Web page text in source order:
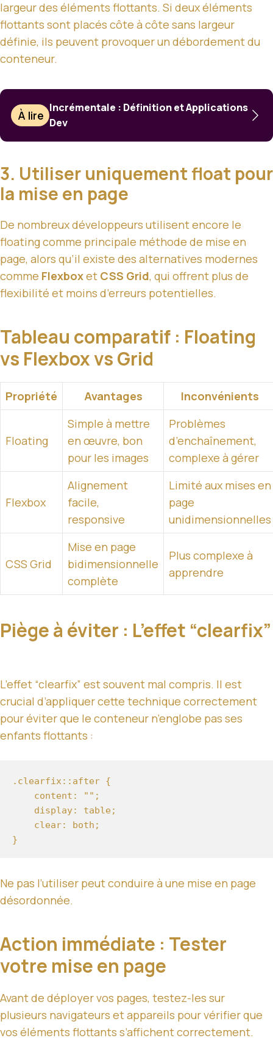
largeur des éléments flottants. Si deux éléments
flottants sont placés côte à côte sans largeur
définie, ils peuvent provoquer un débordement du
conteneur.
À lire
Incrémentale : Définition et Applications
Dev
3. Utiliser uniquement float pour
la mise en page
De nombreux développeurs utilisent encore le
floating comme principale méthode de mise en
page, alors qu’il existe des alternatives modernes
comme Flexboxet CSS Grid, qui offrent plus de
flexibilité et moins d’erreurs potentielles.
Tableau comparatif : Floating
vs Flexbox vs Grid
Propriété Avantages Inconvénients
Floating
Simple à mettre
en œuvre, bon
pour les images
Problèmes
d’enchaînement,
complexe à gérer
Flexbox
Alignement
facile,
responsive
Limité aux mises en
page
unidimensionnelles
CSS Grid
Mise en page
bidimensionnelle
complète
Plus complexe à
apprendre
Piège à éviter : L’effet “clearfix”
L’effet “clearfix” est souvent mal compris. Il est
crucial d’appliquer cette technique correctement
pour éviter que le conteneur n’englobe pas ses
enfants flottants :
.clearfix::after {
    content: "";
    display: table;
    clear: both;
Ne pas l’utiliser peut conduire à une mise en page
désordonnée.
Action immédiate : Tester
votre mise en page
Avant de déployer vos pages, testez-les sur
plusieurs navigateurs et appareils pour vérifier que
vos éléments flottants s’affichent correctement.